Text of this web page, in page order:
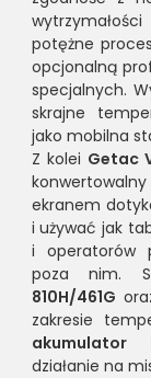
wytrzymałości
potężne
opcjonalną
specjalnych.
skrajne
jako mobilna
Z kolei Getac
ekranem
i używać jak
i operatorów
poza nim.
810H/461G
zakresie
akumulator
działanie na